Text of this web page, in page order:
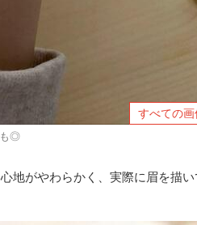
すべての画
も◎
地がやわらかく、実際に眉を描い